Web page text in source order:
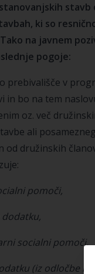
stavb
ki so
na javnem
pogoje:
prebivališče v
in bo na tem
oz. več
ali
od družinskih
pomoči,
socialni pomoči,
(iz odločbe